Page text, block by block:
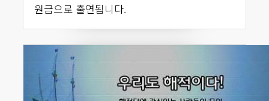
원금으로 출연됩니다.